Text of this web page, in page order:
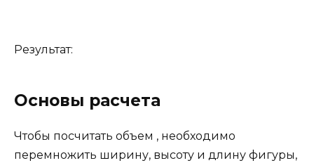
Результат:
Основы расчета
Чтобы посчитать объем , необходимо
перемножить ширину, высоту и длину фигуры,